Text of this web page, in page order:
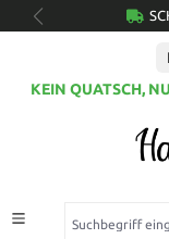
springen
KEIN QUATSCH,
Suchbegriff